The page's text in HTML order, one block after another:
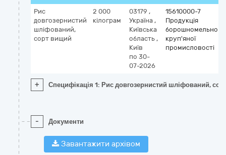
Рис
довгозернистий
шліфований,
сорт вищий
2 000
кілограм
03179 ,
Україна ,
Київська
область ,
Київ
по 30-
07-2026
15610000-7
Продукція
борошномельно-
круп'яної
промисловості
+ Специфікація 1: Рис довгозернистий шліфований,
- Документи
Завантажити архівом